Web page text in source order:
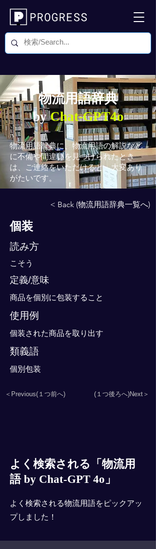
物流用語辞典
byChat-GPT4o
物流用語辞典に、物流用語の解説など
に不備や間違いを見つけられたとき
は、ご連絡をいただけると、大変あり
がたいです。
< Back (物流用語辞典一覧へ)
個装
読み方
こそう
定義/意味
商品を個別に包装すること
使用例
個装された商品を取り出す
類義語
個別包装
＜Previous(１つ前へ) (１つ後ろへ)Next＞
よく検索される「物流用
語 by Chat-GPT 4o」
よく検索される物流用語をピックアッ
プしました！